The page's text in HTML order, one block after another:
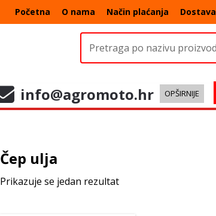
Početna O nama Način plaćanja Dostava
info@agromoto.hr OPŠIRNIJE
Čep ulja
Prikazuje se jedan rezultat